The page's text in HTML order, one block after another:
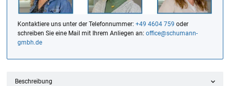
Kontaktiere uns unter der Telefonnummer: +49 4604 759 oder
schreiben Sie eine Mail mit Ihrem Anliegen an: office@schumann-
gmbh.de
Beschreibung